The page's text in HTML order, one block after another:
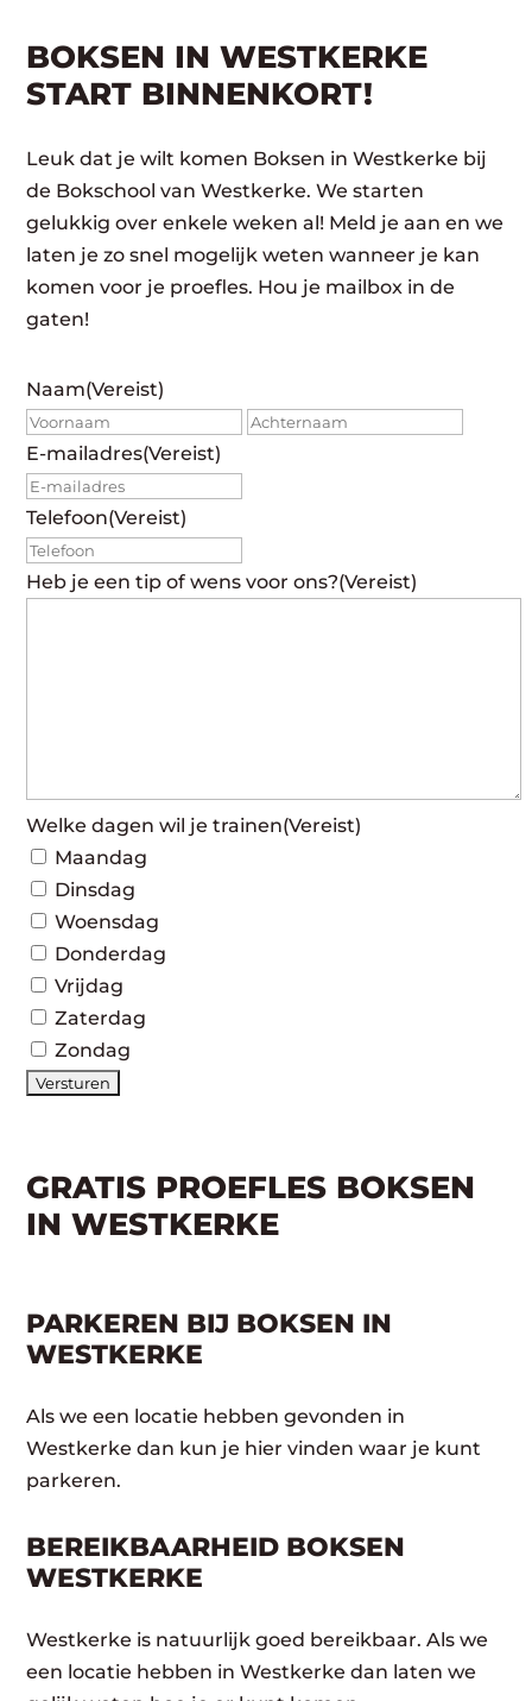
BOKSEN IN WESTKERKE
START BINNENKORT!
Leuk dat je wilt komen Boksen in Westkerke bij
de Bokschool van Westkerke. We starten
gelukkig over enkele weken al! Meld je aan en we
laten je zo snel mogelijk weten wanneer je kan
komen voor je proefles. Hou je mailbox in de
gaten!
Naam(Vereist)
Voornaam
E-mailadres(Vereist)
Telefoon(Vereist)
Heb je een tip of wens voor ons?(Vereist)
Welke dagen wil je trainen(Vereist)
Maandag
Dinsdag
Woensdag
Donderdag
Vrijdag
Zaterdag
Zondag
GRATIS PROEFLES BOKSEN
IN WESTKERKE
PARKEREN BIJ BOKSEN IN
WESTKERKE
Als we een locatie hebben gevonden in
Westkerke dan kun je hier vinden waar je kunt
parkeren.
BEREIKBAARHEID BOKSEN
WESTKERKE
Westkerke is natuurlijk goed bereikbaar. Als we
een locatie hebben in Westkerke dan laten we